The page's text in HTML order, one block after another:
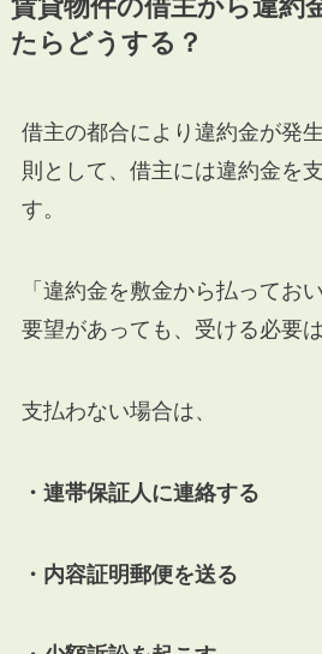
賃貸物件の借主から違約
たらどうする？
借主の都合により違約金が発
則として、借主には違約金を
す。
「違約金を敷金から払ってお
要望があっても、受ける必要
支払わない場合は、
・連帯保証人に連絡する
・内容証明郵便を送る